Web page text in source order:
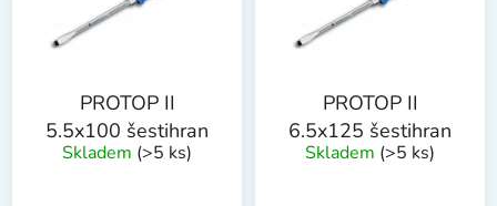
PROTOP II
5.5x100 šestihran
Skladem (>5 ks)
PROTOP II
6.5x125 šestihran
Skladem (>5 ks)